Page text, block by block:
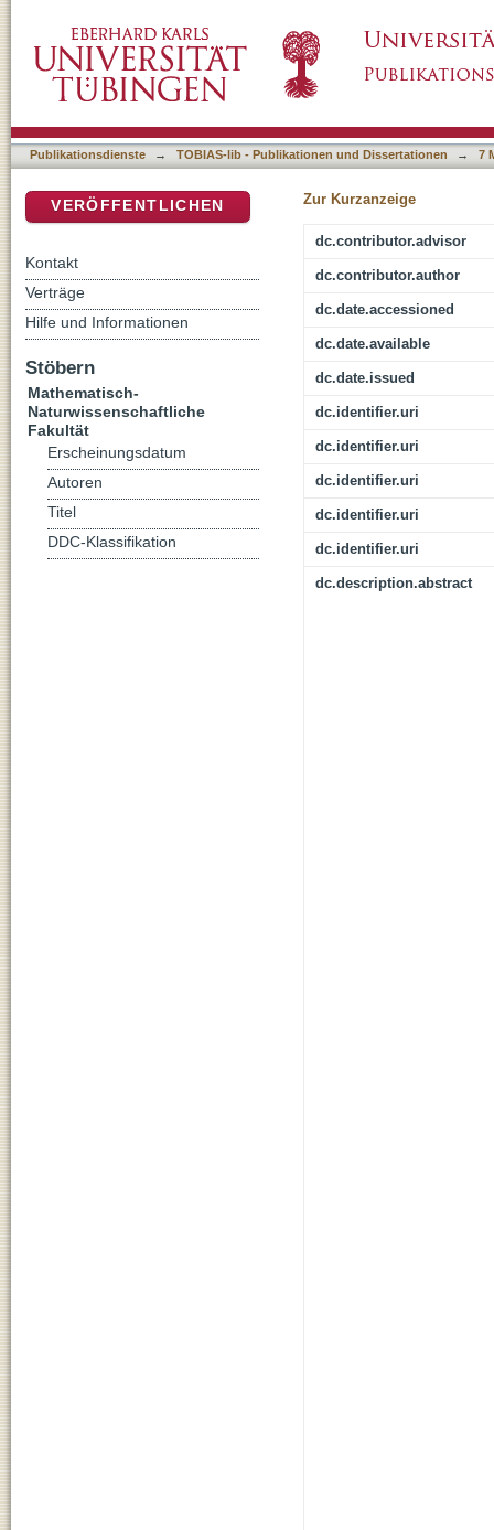
Oriented Analysis
Publikationsdienste → TOBIAS-lib - Publikationen und Dissertationen → 7
Zur Kurzanzeige
dc.contributor.advisor
dc.contributor.author
dc.date.accessioned
dc.date.available
dc.date.issued
dc.identifier.uri
dc.identifier.uri
dc.identifier.uri
dc.identifier.uri
dc.identifier.uri
dc.description.abstract
VERÖFFENTLICHEN
Kontakt
Verträge
Hilfe und Informationen
Stöbern
Mathematisch-
Naturwissenschaftliche
Fakultät
Erscheinungsdatum
Autoren
Titel
DDC-Klassifikation